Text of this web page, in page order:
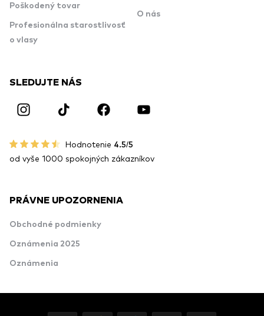
Poškodený tovar
Profesionálna starostlivosť
o vlasy
O nás
SLEDUJTE NÁS
Hodnotenie 4.5/5
od vyše 1000 spokojných zákazníkov
PRÁVNE UPOZORNENIA
Obchodné podmienky
Oznámenia 2025
Oznámenia